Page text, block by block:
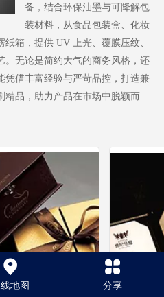
备，结合环保油墨与可降解包
装材料，从食品包装盒、化妆
箱，提供 UV 上光、覆膜压纹、
。无论是简约大气的商务风格，还
凭借丰富经验与严苛品控，打造兼
精品，助力产品在市场中脱颖而
地图 分享